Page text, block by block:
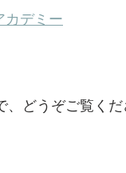
カデミー
どうぞご覧くだ